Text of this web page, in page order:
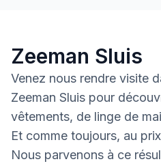
Zeeman Sluis
Venez nous rendre visite
Zeeman Sluis pour
vêtements, de linge de
Et comme toujours, au
Nous parvenons à ce